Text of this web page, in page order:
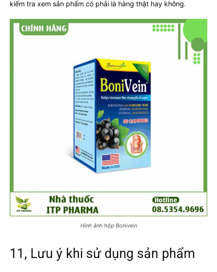
kiểm tra xem sản phẩm có phải là hàng thật hay không.
Hình ảnh hộp Bonivein
11, Lưu ý khi sử dụng sản phẩm